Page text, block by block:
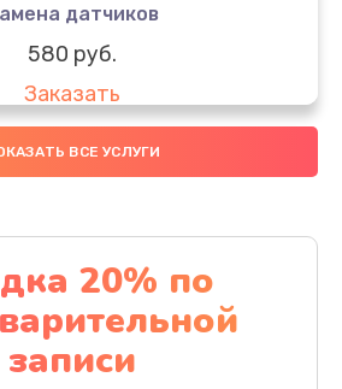
датчиков
580 руб.
Заказать
чистка
Заказать
дисплея (экрана)
2000 руб.
Заказать
ВСЕ УСЛУГИ
20% по
записи